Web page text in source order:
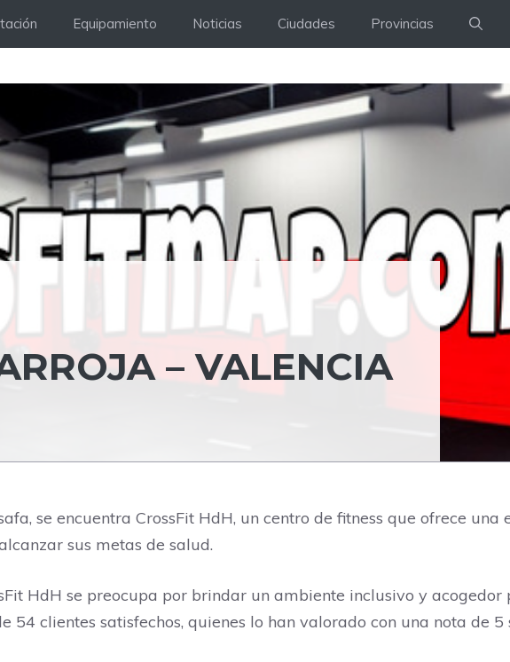
Equipamiento Noticias Ciudades Provincias
– VALENCIA
se encuentra CrossFit HdH, un centro de fitness que ofrece
sus metas de salud.
HdH se preocupa por brindar un ambiente inclusivo y acogedor
clientes satisfechos, quienes lo han valorado con una nota de 5